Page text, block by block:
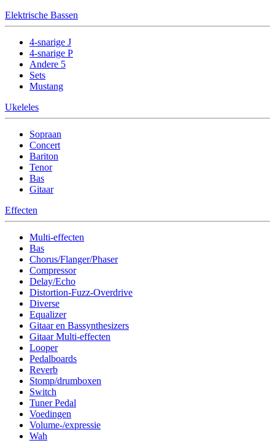
Elektrische Bassen
4-snarige J
4-snarige P
Andere 5
Sets
Mustang
Ukeleles
Sopraan
Concert
Bariton
Tenor
Bas
Gitaar
Effecten
Multi-effecten
Bas
Chorus/Flanger/Phaser
Compressor
Delay/Echo
Distortion-Fuzz-Overdrive
Diverse
Equalizer
Gitaar en Bassynthesizers
Gitaar Multi-effecten
Looper
Pedalboards
Reverb
Stomp/drumboxen
Switch
Tuner Pedal
Voedingen
Volume-/expressie
Wah